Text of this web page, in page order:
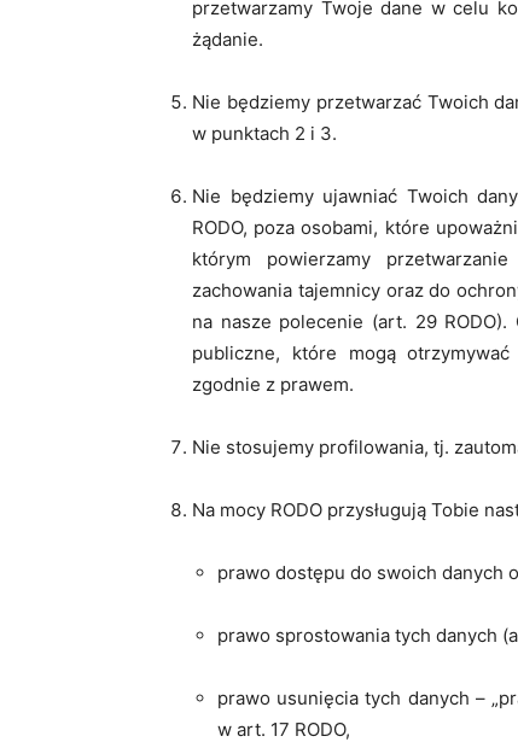
przetwarzamy Twoje dane w celu
żądanie.
Nie będziemy przetwarzać Twoich
w punktach 2 i 3.
Nie będziemy ujawniać Twoich
RODO, poza osobami, które
którym powierzamy
zachowania tajemnicy oraz do
na nasze polecenie (art. 29
publiczne, które mogą
zgodnie z prawem.
Nie stosujemy profilowania, tj.
Na mocy RODO przysługują Tobie
prawo dostępu do swoich danych
prawo sprostowania tych danych
prawo usunięcia tych danych –
w art. 17 RODO,